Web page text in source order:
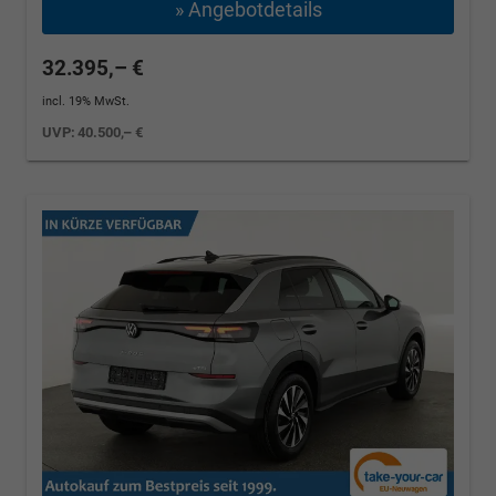
» Angebotdetails
32.395,– €
incl. 19% MwSt.
UVP:40.500,– €